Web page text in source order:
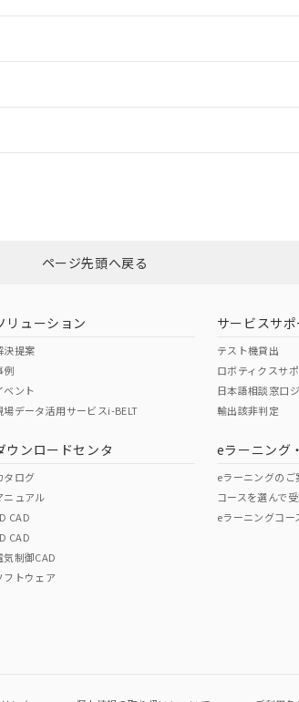
こちら
する可能性があります。
ページ先頭へ戻る
リューション
決提案
例
ベント
場データ活用サービスi-BELT
ウンロードセンタ
タログ
ニュアル
CAD
CAD
気制御CAD
フトウェア
サービスサポ
テスト機貸出
ロボティクスサ
日本語相談窓口
輸出該非判定
eラーニング
eラーニングのご
コースを選んで
eラーニングコー